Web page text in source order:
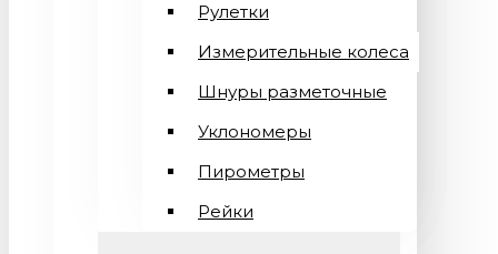
Рулетки
Измерительные колеса
Шнуры разметочные
Уклономеры
Пирометры
Рейки